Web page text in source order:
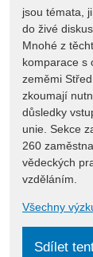
jsou témata,
do živé
Mnohé z
komparace s
zeměmi
zkoumají
důsledky
unie. Sekce
260
vědeckých
vzděláním.
Všechny
Sdílet